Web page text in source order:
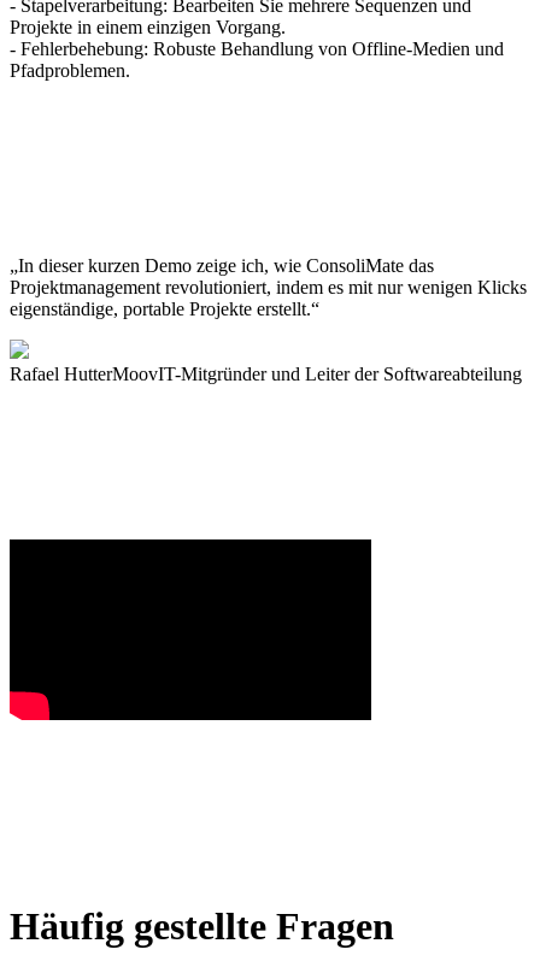
- Stapelverarbeitung: Bearbeiten Sie mehrere Sequenzen und
Projekte in einem einzigen Vorgang.
- Fehlerbehebung: Robuste Behandlung von Offline-Medien und
Pfadproblemen.
„In dieser kurzen Demo zeige ich, wie ConsoliMate das
Projektmanagement revolutioniert, indem es mit nur wenigen Klicks
eigenständige, portable Projekte erstellt.“
Rafael HutterMoovIT-Mitgründer und Leiter der Softwareabteilung
Häufig gestellte Fragen